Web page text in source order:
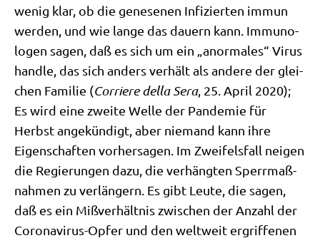
we­nig klar, ob die gene­se­nen Infi­zier­ten immun
wer­den, und wie lan­ge das dau­ern kann. Immu­no­
lo­gen sagen, daß es sich um ein „anor­ma­les“ Virus
hand­le, das sich anders ver­hält als ande­re der glei­
chen Fami­lie (Cor­rie­re del­la Sera, 25. April 2020);
Es wird eine zwei­te Wel­le der Pan­de­mie für
Herbst ange­kün­digt, aber nie­mand kann ihre
Eigen­schaf­ten vor­her­sa­gen. Im Zwei­fels­fall nei­gen
die Regie­run­gen dazu, die ver­häng­ten Sperr­maß­
nah­men zu ver­län­gern. Es gibt Leu­te, die sagen,
daß es ein Miß­ver­hält­nis zwi­schen der Anzahl der
Coro­na­vi­rus-Opfer und den welt­weit ergrif­fe­nen